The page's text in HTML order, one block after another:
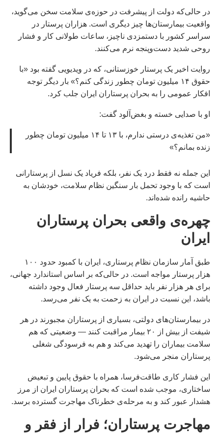
در حالی‌که دولت از پیشرفت در حوزه‌ی سلامت سخن می‌گوید،
واقعیت بیمارستان‌ها چیز دیگری است. هزاران پرستار در
سراسر کشور با دستمزدی ناچیز، ساعات طولانی کار و فشار
روحی شدید دست‌وپنجه نرم می‌کنند.
روایت اخیر یک پرستار خوزستانی، که در ویدیویی گفته بود «با
حقوق ۱۴ میلیون تومان چطور زندگی کنم؟» بار دیگر توجه
افکار عمومی را به بحران پرستاران ایران جلب کرد.
او با صدایی خسته و بغض‌آلود گفت:
«من تغذیه‌ی درستی ندارم، با ۱۳ تا ۱۴ میلیون تومان چطور
زنده بمانم؟»
این جمله نه فقط درد یک نفر، بلکه فریاد یک نسل از پرستارانی
است که با وجود تحمل بار سنگین نظام سلامت، خودشان به
حاشیه رانده شده‌اند.
چهره‌ی واقعی بحران پرستاران
ایران
طبق آمار سازمان نظام پرستاری، ایران با کمبود حدود ۱۰۰
هزار پرستار مواجه است. در حالی‌که بر اساس استاندارد جهانی،
برای هر هزار نفر باید حداقل سه پرستار فعال وجود داشته
باشد، این نسبت در ایران به زحمت به یک نفر می‌رسد.
در بیمارستان‌های دولتی، بسیاری از پرستاران مجبورند در هر
شیفت از بیش از ۲۰ بیمار مراقبت کنند — وضعیتی که هم
سلامت بیماران را تهدید می‌کند و هم به فرسودگی شغلی
پرستاران منجر می‌شود.
این فشار کاری طاقت‌فرسا، همراه با حقوق پایین و تبعیض
ساختاری، موجب شده است که بحران پرستاران ایران از مرز
هشدار عبور کند و به مرحله‌ی خطرناک مهاجرت گسترده برسد.
مهاجرت پرستاران؛ فرار از فقر و